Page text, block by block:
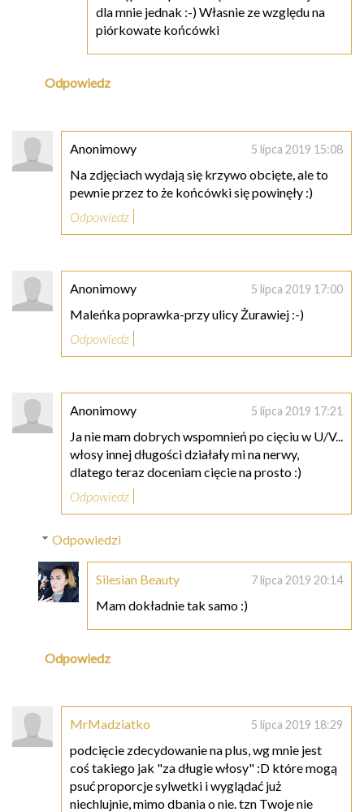
dla mnie jednak :-) Własnie ze względu na
piórkowate końcówki
Odpowiedz
Anonimowy 5 lipca 2019 15:08
Na zdjęciach wydają się krzywo obcięte, ale to
pewnie przez to że końcówki się powinęły :)
Odpowiedz
Anonimowy 5 lipca 2019 17:00
Maleńka poprawka-przy ulicy Żurawiej :-)
Odpowiedz
Anonimowy 5 lipca 2019 17:21
Ja nie mam dobrych wspomnień po cięciu w U/V...
włosy innej długości działały mi na nerwy,
dlatego teraz doceniam cięcie na prosto :)
Odpowiedz
Odpowiedzi
Silesian Beauty 7 lipca 2019 20:14
Mam dokładnie tak samo :)
Odpowiedz
MrMadziatko 5 lipca 2019 18:29
podcięcie zdecydowanie na plus, wg mnie jest
coś takiego jak "za długie włosy" :D które mogą
psuć proporcje sylwetki i wyglądać już
niechlujnie, mimo dbania o nie. tzn Twoje nie